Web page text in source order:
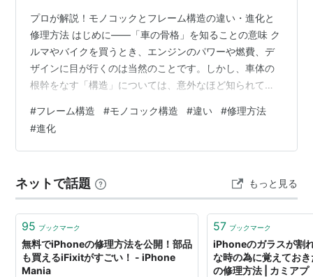
プロが解説！モノコックとフレーム構造の違い・進化と
修理方法 はじめに——「車の骨格」を知ることの意味 ク
ルマやバイクを買うとき、エンジンのパワーや燃費、デ
ザインに目が行くのは当然のことです。しかし、車体の
根幹をなす「構造」については、意外なほど知られてい
葉を自動車のカタログや記事で見かけたことがある人は
多いはずです。でも、実際にどう違うのか、なぜクルマ
によって構造が異なるのかを、しっかり説明できる人は
は、単に「モノコックは軽くて、フレームは頑丈」とい
った簡単な説明だけでなく、それぞれの仕組みがな…
#フレーム構造 #モノコック構造 #違い #修理方法
#進化
ネットで話題 もっと見る
95 ブックマーク
無料でiPhoneの修理方法を公開！部品
も買えるiFixitがすごい！ - iPhone
Mania
57 ブックマーク
iPhoneのガラスが割
な時の為に覚えてお
の修理方法 | カミアプ